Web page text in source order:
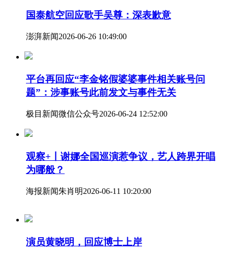
国泰航空回应歌手吴尊：深表歉意
澎湃新闻2026-06-26 10:49:00
平台再回应“李金铭假婆婆事件相关账号问
题”：涉事账号此前发文与事件无关
极目新闻微信公众号2026-06-24 12:52:00
观察+丨谢娜全国巡演惹争议，艺人跨界开唱
为哪般？
海报新闻朱肖明2026-06-11 10:20:00
演员黄晓明，回应博士上岸